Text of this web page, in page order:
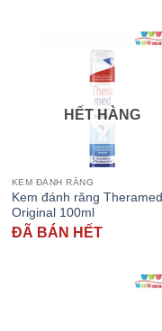
HẾT HÀNG
KEM ĐÁNH RĂNG
Kem đánh răng Theramed
Original 100ml
ĐÃ BÁN HẾT